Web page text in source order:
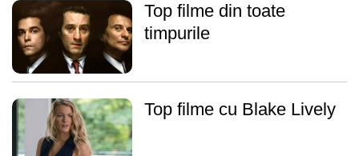
Top filme din toate
timpurile
Top filme cu Blake Lively